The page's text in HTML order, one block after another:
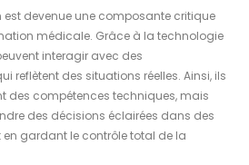
est devenue une composante critique
médicale. Grâce à la technologie
interagir avec des
reflètent des situations réelles. Ainsi, ils
des compétences techniques, mais
des décisions éclairées dans des
en gardant le contrôle total de la